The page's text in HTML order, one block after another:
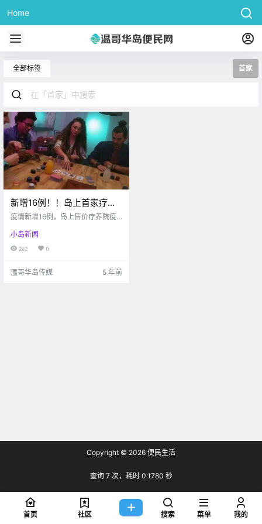
Home
全部标签 首家
新增16例！！岛上首家疗养
院疫情爆发！！Saanich房客
疫情新增16例，岛上售价疗养院疫
罚
小岛新闻
262 0
温哥华岛传媒 5 年前
Copyright © 2026 便民生活
查询 7 次，耗时 0.1780 秒
首页 社区 搜索 菜单 我的